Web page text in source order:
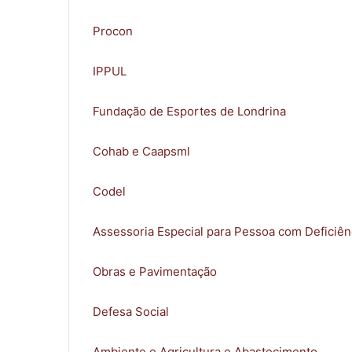
Procon
IPPUL
Fundação de Esportes de Londrina
Cohab e Caapsml
Codel
Assessoria Especial para Pessoa com
Obras e Pavimentação
Defesa Social